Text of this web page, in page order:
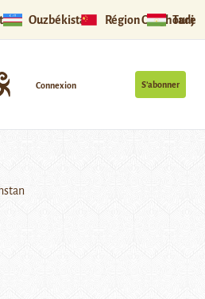
Ouzbékistan Région Ouïghoure
S’abonner
Connexion